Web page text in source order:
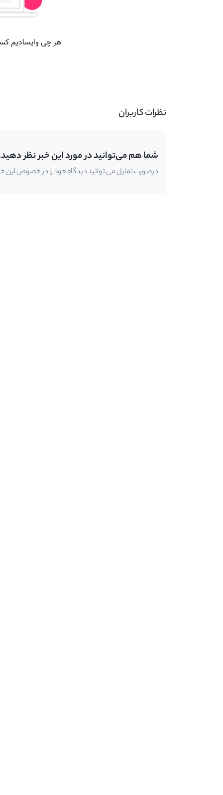
نظرات کاربران
شما هم می‌توانید در مورد این خبر نظر
درصورت تمایل می توانید دیدگاه خود را در خصوص این